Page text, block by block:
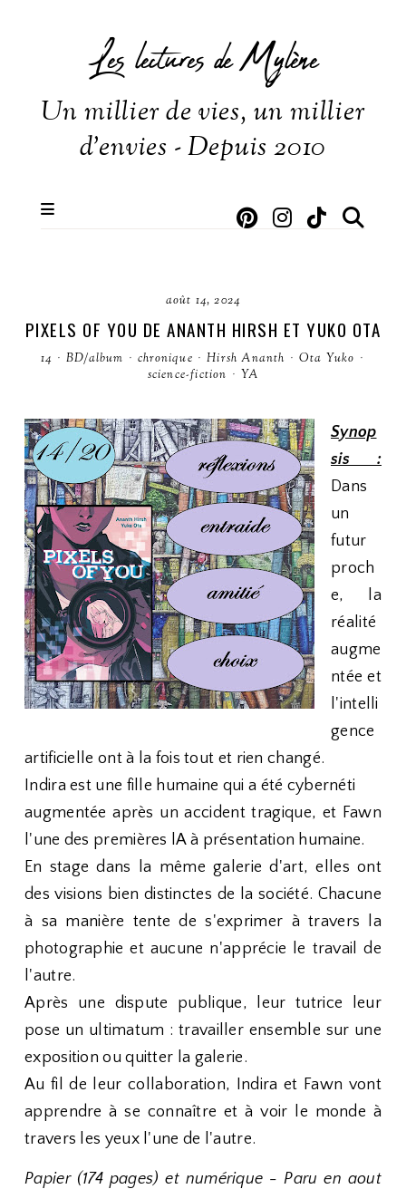
Les lectures de Mylène
Un millier de vies, un millier
d'envies - Depuis 2010
août 14, 2024
PIXELS OF YOU DE ANANTH HIRSH ET YUKO OTA
14 · BD/album · chronique · Hirsh Ananth · Ota Yuko ·
science-fiction · YA
Synop
sis :
Dans
un
futur
proch
e, la
réalité
augme
ntée et
l'intelli
gence
artificielle ont à la fois tout et rien changé.
Indira est une fille humaine qui a été cybernéti
augmentée après un accident tragique, et Fawn
l'une des premières lA à présentation humaine.
En stage dans la même galerie d'art, elles ont
des visions bien distinctes de la société. Chacune
à sa manière tente de s'exprimer à travers la
photographie et aucune n'apprécie le travail de
l'autre.
Après une dispute publique, leur tutrice leur
pose un ultimatum : travailler ensemble sur une
exposition ou quitter la galerie.
Au fil de leur collaboration, Indira et Fawn vont
apprendre à se connaître et à voir le monde à
travers les yeux l'une de l'autre.
Papier (174 pages) et numérique - Paru en aout